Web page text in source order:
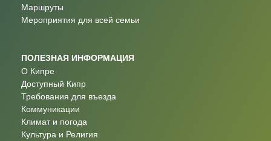
Маршруты
Мероприятия для всей семьи
ПОЛЕЗНАЯ ИНФОРМАЦИЯ
О Кипре
Доступный Кипр
Требования для въезда
Коммуникации
Климат и погода
Культура и Религия